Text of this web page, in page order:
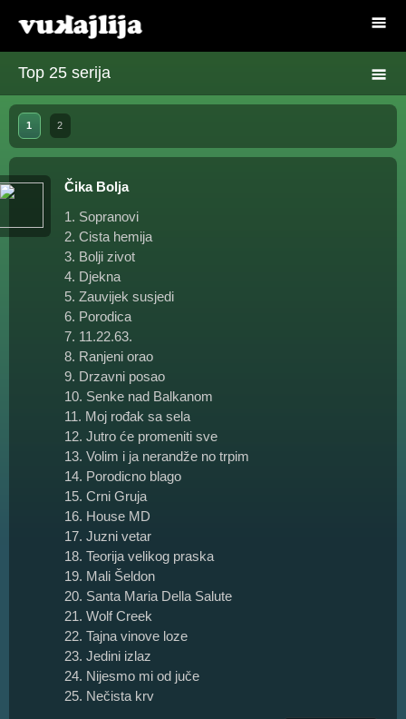
Top 25 serija
1 2
Čika Bolja
1. Sopranovi
2. Cista hemija
3. Bolji zivot
4. Djekna
5. Zauvijek susjedi
6. Porodica
7. 11.22.63.
8. Ranjeni orao
9. Drzavni posao
10. Senke nad Balkanom
11. Moj rođak sa sela
12. Jutro će promeniti sve
13. Volim i ja nerandže no trpim
14. Porodicno blago
15. Crni Gruja
16. House MD
17. Juzni vetar
18. Teorija velikog praska
19. Mali Šeldon
20. Santa Maria Della Salute
21. Wolf Creek
22. Tajna vinove loze
23. Jedini izlaz
24. Nijesmo mi od juče
25. Nečista krv